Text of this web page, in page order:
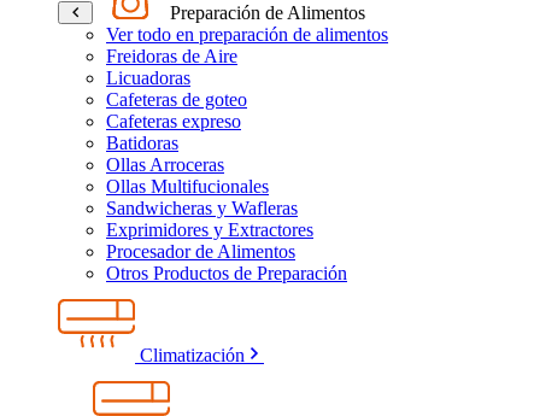
Preparación de Alimentos
Ver todo en preparación de alimentos
Freidoras de Aire
Licuadoras
Cafeteras de goteo
Cafeteras expreso
Batidoras
Ollas Arroceras
Ollas Multifucionales
Sandwicheras y Wafleras
Exprimidores y Extractores
Procesador de Alimentos
Otros Productos de Preparación
Climatización